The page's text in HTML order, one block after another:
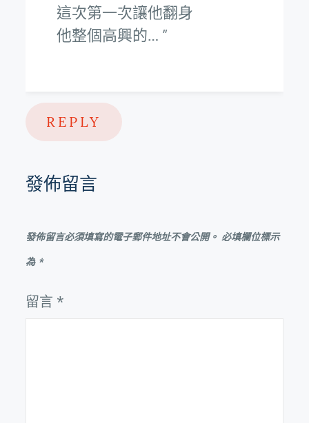
這次第一次讓他翻身
他整個高興的…
REPLY
發佈留言
發佈留言必須填寫的電子郵件地址不會公開。 必填欄位標示
為 *
留言 *